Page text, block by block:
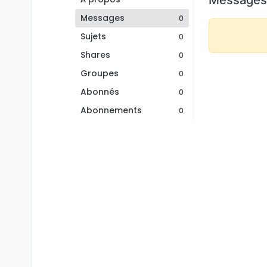
Messages
0
Sujets 0
Shares 0
Groupes 0
Abonnés 0
Abonnements 0